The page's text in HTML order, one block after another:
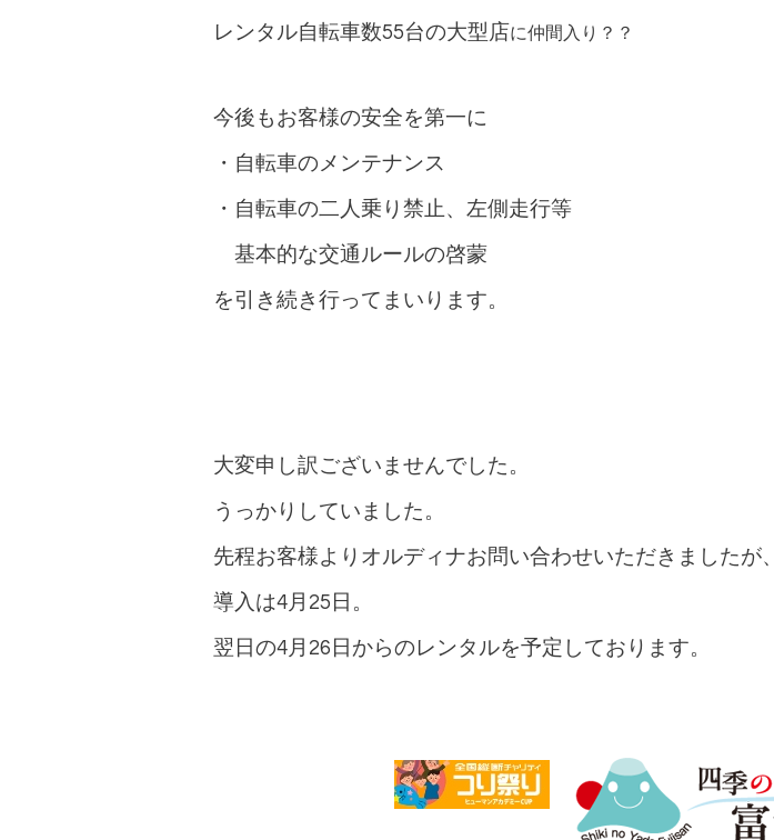
レンタル自転車数55台の大型店に仲間入り？？
今後もお客様の安全を第一に
・自転車のメンテナンス
・自転車の二人乗り禁止、左側走行等
基本的な交通ルールの啓蒙
を引き続き行ってまいります。
大変申し訳ございませんでした。
うっかりしていました。
先程お客様よりオルディナお問い合わせいただきましたが、
導入は4月25日。
翌日の4月26日からのレンタルを予定しております。